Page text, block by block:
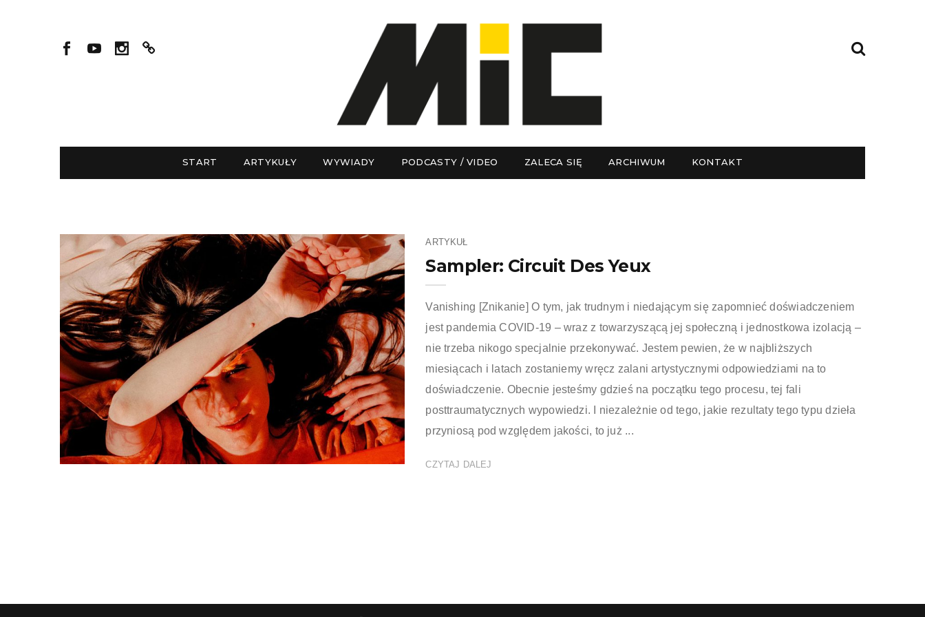
START ARTYKUŁY WYWIADY PODCASTY / VIDEO ZALECA SIĘ ARCHIWUM KONTAKT
ARTYKUŁ
Sampler: Circuit Des Yeux
Vanishing [Znikanie] O tym, jak trudnym i niedającym się zapomnieć doświadczeniem
jest pandemia COVID-19 – wraz z towarzyszącą jej społeczną i jednostkowa izolacją –
nie trzeba nikogo specjalnie przekonywać. Jestem pewien, że w najbliższych
miesiącach i latach zostaniemy wręcz zalani artystycznymi odpowiedziami na to
doświadczenie. Obecnie jesteśmy gdzieś na początku tego procesu, tej fali
posttraumatycznych wypowiedzi. I niezależnie od tego, jakie rezultaty tego typu dzieła
przyniosą pod względem jakości, to już ...
CZYTAJ DALEJ